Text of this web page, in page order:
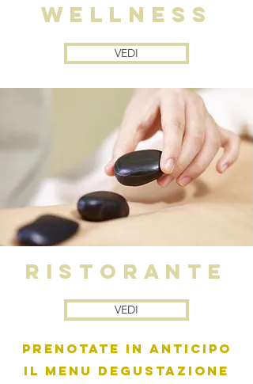
WELLNESS
VEDI
RISTORANTE
VEDI
Prenotate in anticipo
il Menu degustazione